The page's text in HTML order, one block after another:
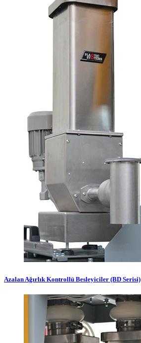
Azalan Ağırlık Kontrollü Besleyiciler (BD Serisi)